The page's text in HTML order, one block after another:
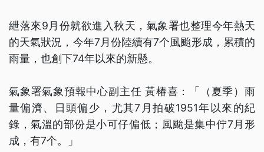
紲落來9月份就欲進入秋天，氣象署也整理今年熱天
的天氣狀況，今年7月份陸續有7个風颱形成，累積的
雨量，也創下74年以來的新懸。
氣象署氣象預報中心副主任 黃椿喜：「（夏季）雨
量偏濟、日頭偏少，尤其7月拍破1951年以來的紀
錄，氣溫的部份是小可仔偏低；風颱是集中佇7月形
成，有7个。」